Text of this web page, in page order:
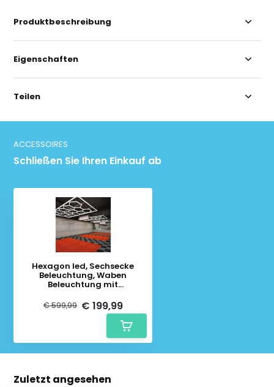
Produktbeschreibung
Eigenschaften
Teilen
ACCESSOIRES
Schließen Sie Ihren Einkauf ab
Hexagon led, Sechsecke
Beleuchtung, Waben
Beleuchtung mit
€ 599,99 € 199,99
Zuletzt angesehen